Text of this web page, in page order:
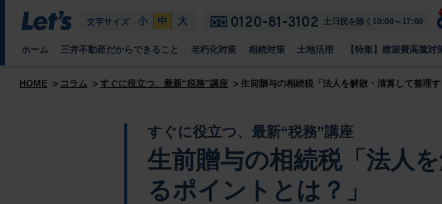
文字サイズ 小 中 大 0120-81-3102 土日祝を除く10:00～17:00
ホーム 三井不動産だからできること 老朽化対策 相続対策 土地活用 【特集】建築費高騰対
HOME コラム すぐに役立つ、最新“税務”講座 生前贈与の相続税「法人を解散・清算して整理す
すぐに役立つ、最新“税務”講座
生前贈与の相続税「法人
るポイントとは？」